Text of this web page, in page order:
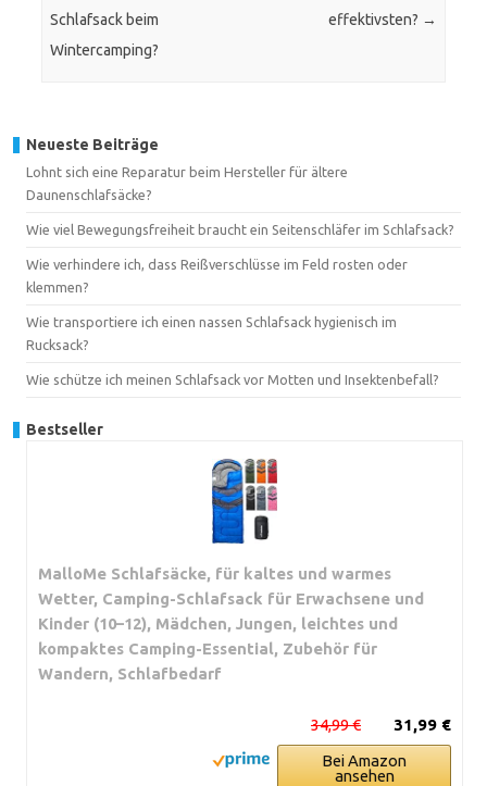
Schlafsack beim
Wintercamping?
effektivsten? →
Neueste Beiträge
Lohnt sich eine Reparatur beim Hersteller für ältere
Daunenschlafsäcke?
Wie viel Bewegungsfreiheit braucht ein Seitenschläfer im Schlafsack?
Wie verhindere ich, dass Reißverschlüsse im Feld rosten oder
klemmen?
Wie transportiere ich einen nassen Schlafsack hygienisch im
Rucksack?
Wie schütze ich meinen Schlafsack vor Motten und Insektenbefall?
Bestseller
MalloMe Schlafsäcke, für kaltes und warmes
Wetter, Camping-Schlafsack für Erwachsene und
Kinder (10–12), Mädchen, Jungen, leichtes und
kompaktes Camping-Essential, Zubehör für
Wandern, Schlafbedarf
31,99 €
34,99 €
Bei Amazon
ansehen